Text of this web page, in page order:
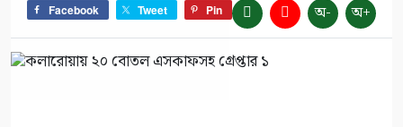
Facebook Tweet Pin অ- অ+